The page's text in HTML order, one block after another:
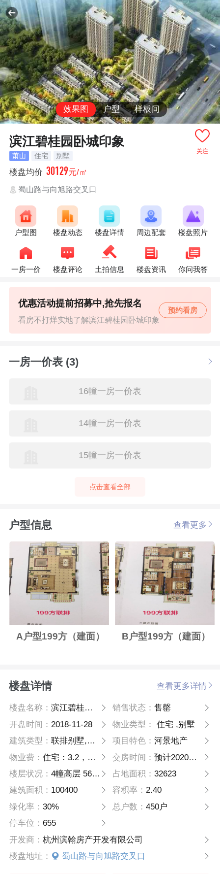
效果图 户型 样板间
关注
滨江碧桂园卧城印象
萧山 住宅 别墅
楼盘均价 30129元/㎡
蜀山路与向旭路交叉口
户型图 楼盘动态 楼盘详情 周边配套 楼盘照片
一房一价 楼盘评论 土拍信息 楼盘资讯 你问我答
看房不打烊实地了解滨江碧桂园卧城印象
优惠活动提前招募中,抢先报名
预约看房
一房一价表 (3)
16幢一房一价表
14幢一房一价表
15幢一房一价表
点击查看全部
户型信息 查看更多
A户型199方（建面） B户型199方（建面）
楼盘详情 查看更多详情
楼盘名称：滨江碧桂园卧城印象 销售状态： 售罄
开盘时间： 2018-11-28 物业类型：
住宅 ,别墅
建筑类型：联排别墅,高层 项目特色： 河景地产
物业费：住宅：3.2，别墅：5.6 交房时间： 预计2020年底
楼层状况：4幢高层 56幢城市院墅 占地面积： 32623
建筑面积： 100400 容积率： 2.40
绿化率：30% 总户数： 450户
停车位：655
开发商：杭州滨翰房产开发有限公司
楼盘地址：
蜀山路与向旭路交叉口